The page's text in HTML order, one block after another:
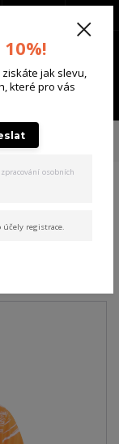
Menu
kapucí Care Allover
jak slevu,
které pro vás
osobních
účely registrace.